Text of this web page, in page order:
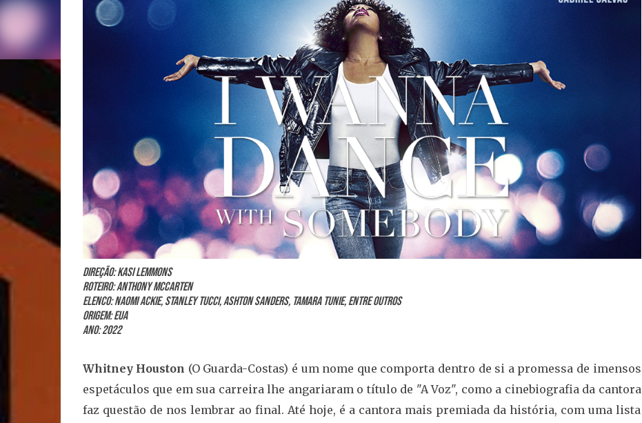
Direção: Kasi Lemmons
Roteiro: Anthony McCarten
Elenco: Naomi Ackie, Stanley Tucci, Ashton Sanders, Tamara Tunie, entre outros
Origem: EUA
Ano: 2022
Whitney Houston (O Guarda-Costas) é um nome que comporta dentro de si a promessa de imensos
espetáculos que em sua carreira lhe angariaram o título de "A Voz", como a cinebiografia da cantora
faz questão de nos lembrar ao final. Até hoje, é a cantora mais premiada da história, com uma lista